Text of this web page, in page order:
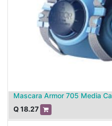
Mascara Armor 705 Media
Q18.27